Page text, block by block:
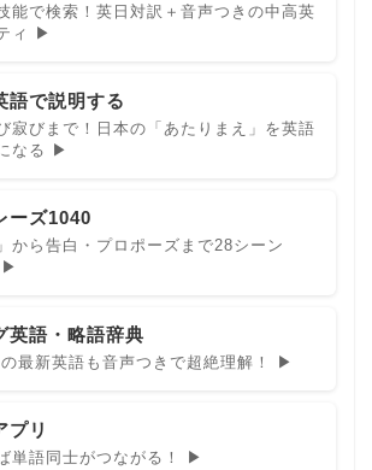
能で検索！英日対訳＋音声つきの中高英
ィ ▶
語で説明する
寂びまで！日本の「あたりまえ」を英語
なる ▶
ーズ1040
から告白・プロポーズまで28シーン
▶
英語・略語辞典
最新英語も音声つきで超絶理解！ ▶
プリ
単語同士がつながる！ ▶